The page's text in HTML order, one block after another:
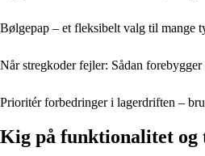
Bølgepap – et fleksibelt valg til mange
Når stregkoder fejler: Sådan
Prioritér forbedringer i lagerdriften –
Kig på funktionalitet og